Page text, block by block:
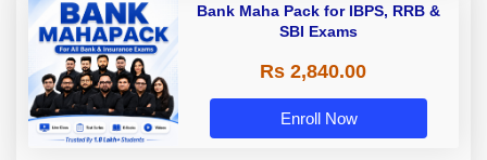
Bank Maha Pack for IBPS, RRB &
SBI Exams
Rs 2,840.00
Enroll Now